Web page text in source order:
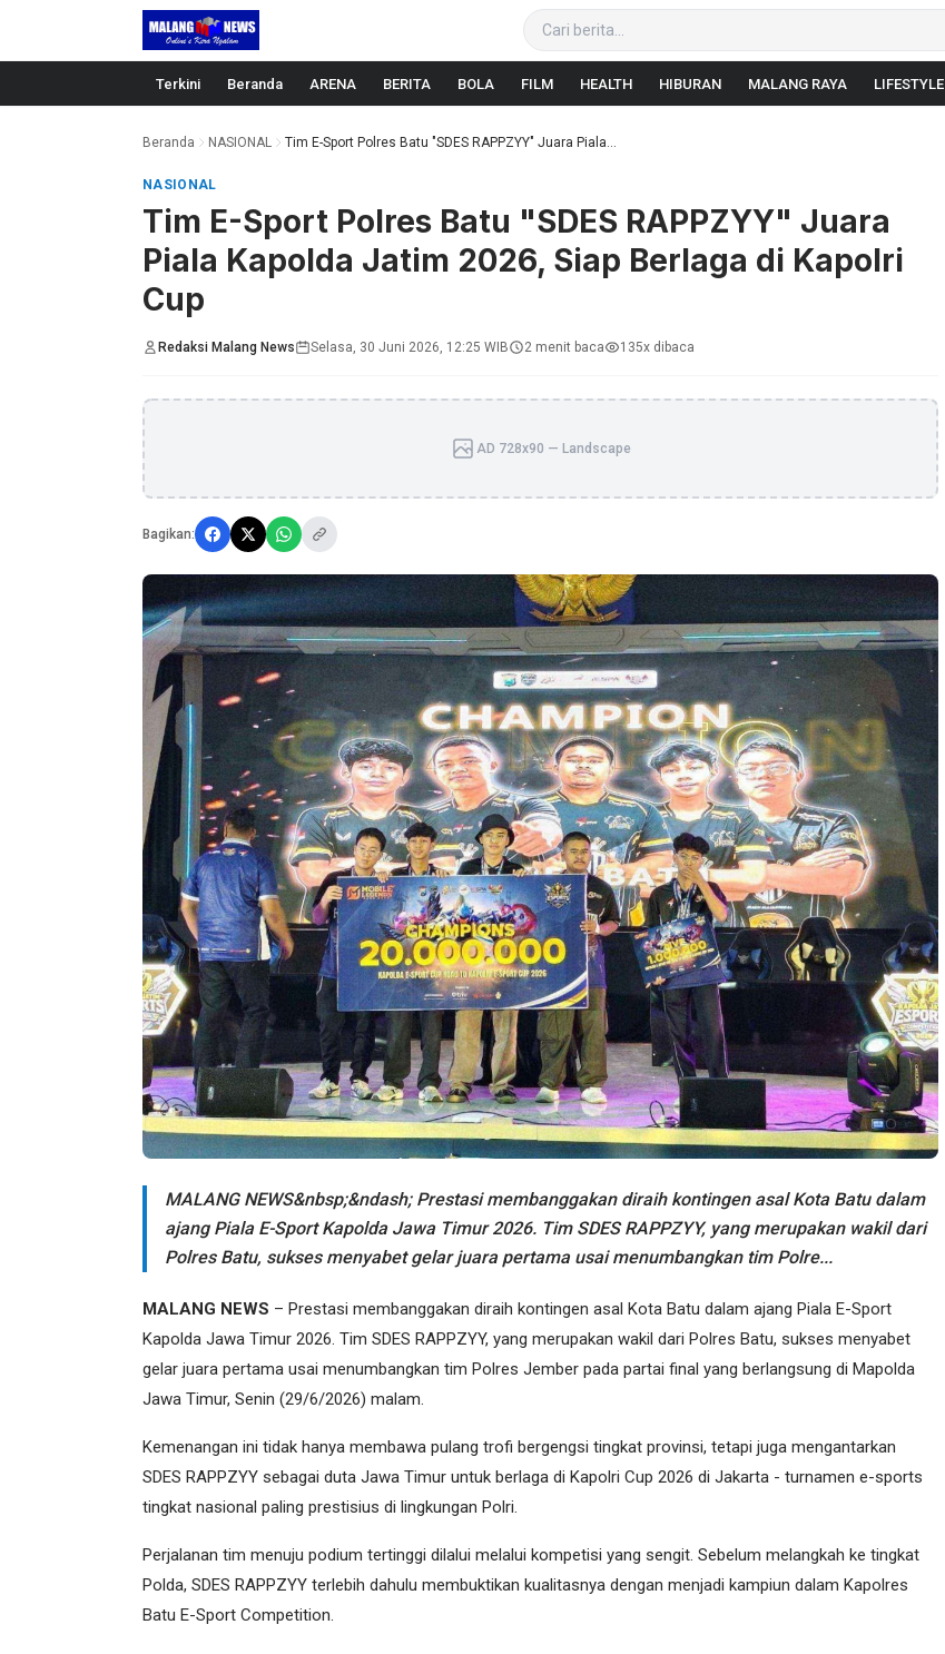
Langsung ke konten
Terkini Beranda ARENA BERITA BOLA FILM HEALTH HIBURAN MALANG RAYA LIFESTYLE
Beranda NASIONAL Tim E-Sport Polres Batu "SDES RAPPZYY" Juara Piala...
NASIONAL
Tim E-Sport Polres Batu "SDES RAPPZYY" Juara
Piala Kapolda Jatim 2026, Siap Berlaga di Kapolri
Cup
Redaksi Malang News Selasa, 30 Juni 2026, 12:25 WIB 2 menit baca 135x dibaca
AD 728x90 — Landscape
Bagikan:
MALANG NEWS&nbsp;&ndash; Prestasi membanggakan diraih kontingen asal Kota Batu dalam
ajang Piala E-Sport Kapolda Jawa Timur 2026. Tim SDES RAPPZYY, yang merupakan wakil dari
Polres Batu, sukses menyabet gelar juara pertama usai menumbangkan tim Polre...
MALANG NEWS – Prestasi membanggakan diraih kontingen asal Kota Batu dalam ajang Piala E-Sport
Kapolda Jawa Timur 2026. Tim SDES RAPPZYY, yang merupakan wakil dari Polres Batu, sukses menyabet
gelar juara pertama usai menumbangkan tim Polres Jember pada partai final yang berlangsung di Mapolda
Jawa Timur, Senin (29/6/2026) malam.
Kemenangan ini tidak hanya membawa pulang trofi bergengsi tingkat provinsi, tetapi juga mengantarkan
SDES RAPPZYY sebagai duta Jawa Timur untuk berlaga di Kapolri Cup 2026 di Jakarta - turnamen e-sports
tingkat nasional paling prestisius di lingkungan Polri.
Perjalanan tim menuju podium tertinggi dilalui melalui kompetisi yang sengit. Sebelum melangkah ke tingkat
Polda, SDES RAPPZYY terlebih dahulu membuktikan kualitasnya dengan menjadi kampiun dalam Kapolres
Batu E-Sport Competition.